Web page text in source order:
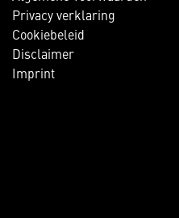
Privacy verklaring
Cookiebeleid
Disclaimer
Imprint